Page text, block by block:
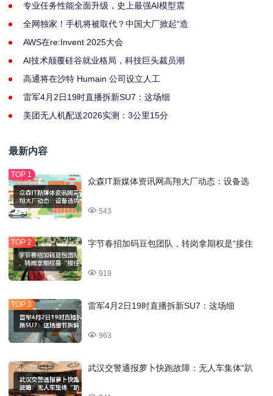
专业任务性能全面升级，史上最强AI模型震
全网独家！手机将被取代？中国大厂掀起“造
AWS在re:Invent 2025大会
AI技术颠覆硅谷就业格局，科技巨头裁员潮
高通将在沙特 Humain 公司设立人工
雷军4月2日19时直播拆新SU7：这场细
美团无人机配送2026实测：3公里15分
最新内容
众森IT新媒体资讯网高翔大厂动态：设备选
543
字节春招加码豆包团队，转岗拿期权是“接住
919
雷军4月2日19时直播拆新SU7：这场细
963
武汉交警通报萝卜快跑故障：无人车集体“趴